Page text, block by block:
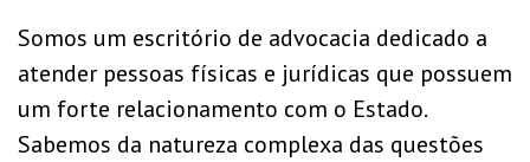
Somos um escritório de advocacia dedicado a
atender pessoas físicas e jurídicas que possuem
um forte relacionamento com o Estado.
Sabemos da natureza complexa das questões